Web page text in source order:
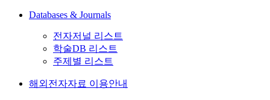
Databases & Journals
전자저널 리스트
학술DB 리스트
주제별 리스트
해외전자자료 이용안내